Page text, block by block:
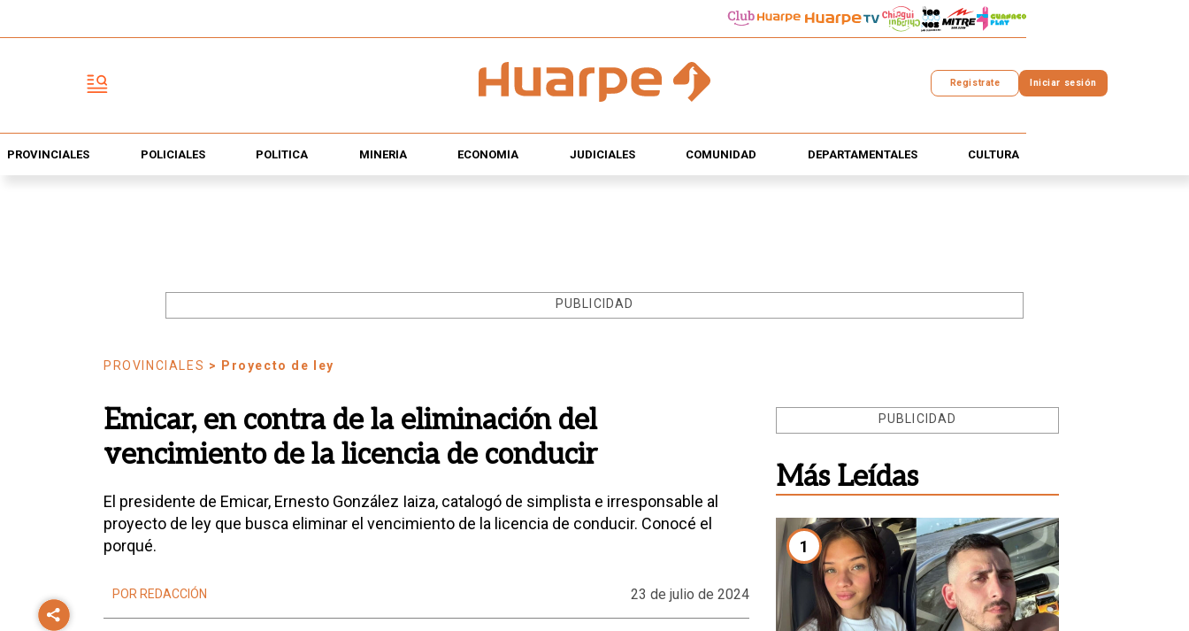
Registrate Iniciar sesión
PROVINCIALES POLICIALES POLÍTICA MINERÍA ECONOMÍA JUDICIALES COMUNIDAD DEPARTAMENTALES CULTURA
PUBLICIDAD
PROVINCIALES > Proyecto de ley
Emicar, en contra de la eliminación del
vencimiento de la licencia de conducir
El presidente de Emicar, Ernesto González Iaiza, catalogó de simplista e irresponsable al
proyecto de ley que busca eliminar el vencimiento de la licencia de conducir. Conocé el
porqué.
POR REDACCIÓN 23 de julio de 2024
PUBLICIDAD
Más Leídas
1